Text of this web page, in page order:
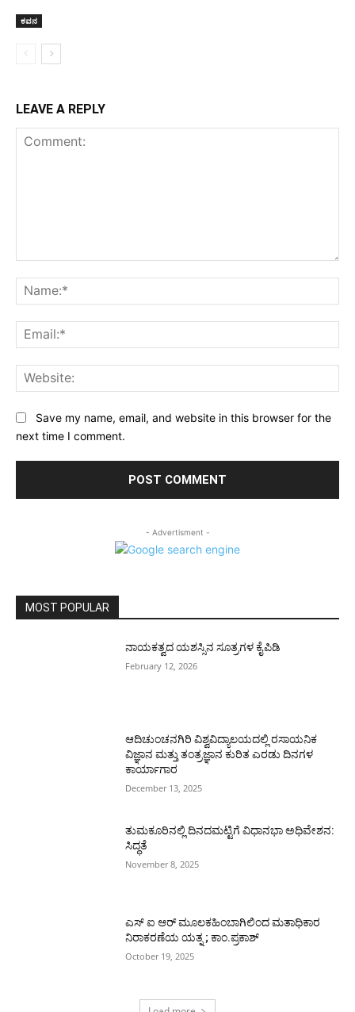
ಕವನ
LEAVE A REPLY
Save my name, email, and website in this browser for the
next time I comment.
- Advertisment -
MOST POPULAR
ನಾಯಕತ್ವದ ಯಶಸ್ಸಿನ ಸೂತ್ರಗಳ ಕೈಪಿಡಿ
February 12, 2026
ಆದಿಚುಂಚನಗಿರಿ ವಿಶ್ವವಿದ್ಯಾಲಯದಲ್ಲಿ ರಸಾಯನಿಕ
ವಿಜ್ಞಾನ ಮತ್ತು ತಂತ್ರಜ್ಞಾನ ಕುರಿತ ಎರಡು ದಿನಗಳ
ಕಾರ್ಯಾಗಾರ
December 13, 2025
ತುಮಕೂರಿನಲ್ಲಿ ದಿನದಮಟ್ಟಿಗೆ ವಿಧಾನಭಾ ಅಧಿವೇಶನ:
ಸಿದ್ಧತೆ
November 8, 2025
ಎಸ್ ಐ ಆರ್ ಮೂಲಕಹಿಂಬಾಗಿಲಿಂದ ಮತಾಧಿಕಾರ
ನಿರಾಕರಣೆಯ ಯತ್ನ ; ಕಾಂ.ಪ್ರಕಾಶ್
October 19, 2025